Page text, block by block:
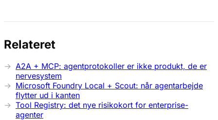
Relateret
A2A + MCP: agentprotokoller er ikke produkt, de er
nervesystem
Microsoft Foundry Local + Scout: når agentarbejde
flytter ud i kanten
Tool Registry: det nye risikokort for enterprise-
agenter